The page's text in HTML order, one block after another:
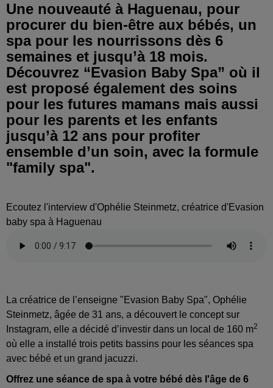
Une nouveauté à Haguenau, pour
procurer du bien-être aux bébés, un
spa pour les nourrissons dès 6
semaines et jusqu’à 18 mois.
Découvrez “Evasion Baby Spa” où il
est proposé également des soins
pour les futures mamans mais aussi
pour les parents et les enfants
jusqu’à 12 ans pour profiter
ensemble d’un soin, avec la formule
"family spa".
Ecoutez l'interview d'Ophélie Steinmetz, créatrice d'Evasion
baby spa à Haguenau
La créatrice de l’enseigne "Evasion Baby Spa", Ophélie
Steinmetz, âgée de 31 ans, a découvert le concept sur
Instagram, elle a décidé d’investir dans un local de 160 m2
où elle a installé trois petits bassins pour les séances spa
avec bébé et un grand jacuzzi.
Offrez une séance de spa à votre bébé dès l'âge de 6